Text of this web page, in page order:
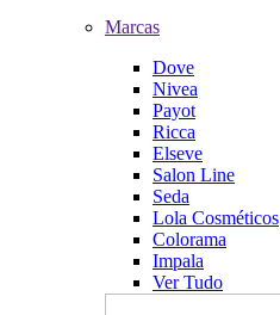
Marcas
Dove
Nivea
Payot
Ricca
Elseve
Salon Line
Seda
Lola Cosméticos
Colorama
Impala
Ver Tudo